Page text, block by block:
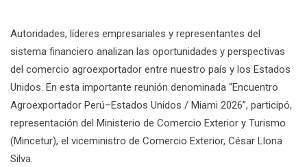
Autoridades, líderes empresariales y representantes del
sistema financiero analizan las oportunidades y perspectivas
del comercio agroexportador entre nuestro país y los Estados
Unidos. En esta importante reunión denominada “Encuentro
Agroexportador Perú–Estados Unidos / Miami 2026”, participó,
representación del Ministerio de Comercio Exterior y Turismo
(Mincetur), el viceministro de Comercio Exterior, César Llona
Silva.